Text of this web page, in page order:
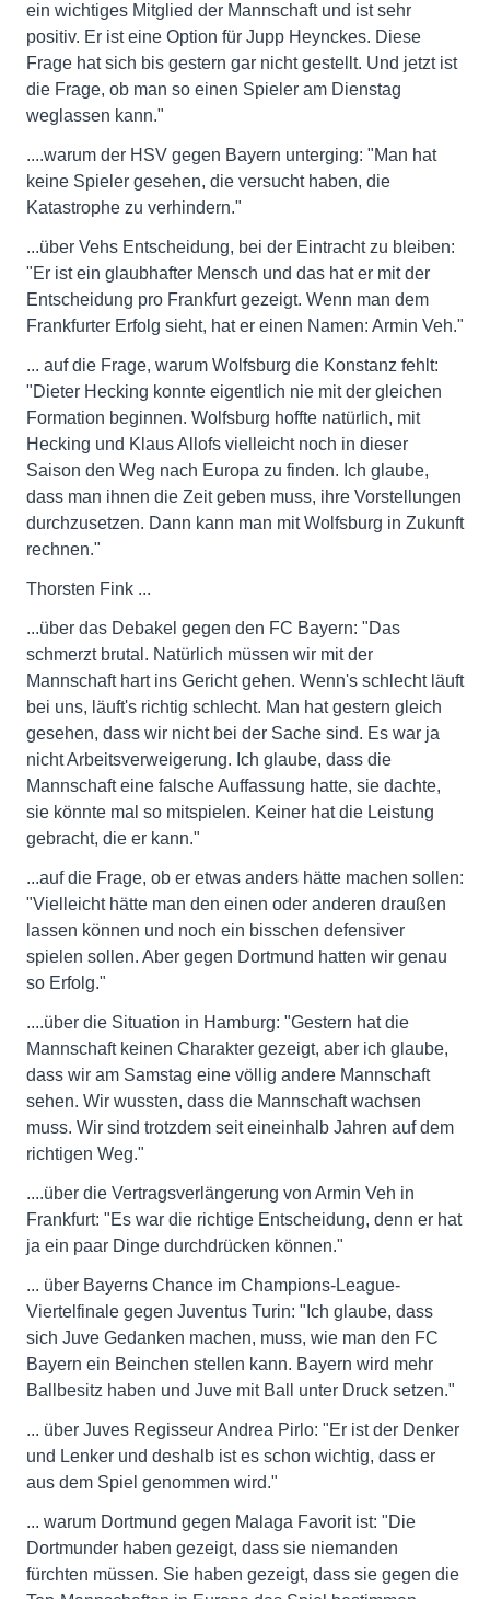
ein wichtiges Mitglied der Mannschaft und ist sehr
positiv. Er ist eine Option für Jupp Heynckes. Diese
Frage hat sich bis gestern gar nicht gestellt. Und jetzt ist
die Frage, ob man so einen Spieler am Dienstag
weglassen kann."
....warum der HSV gegen Bayern unterging: "Man hat
keine Spieler gesehen, die versucht haben, die
Katastrophe zu verhindern."
...über Vehs Entscheidung, bei der Eintracht zu bleiben:
"Er ist ein glaubhafter Mensch und das hat er mit der
Entscheidung pro Frankfurt gezeigt. Wenn man dem
Frankfurter Erfolg sieht, hat er einen Namen: Armin Veh."
... auf die Frage, warum Wolfsburg die Konstanz fehlt:
"Dieter Hecking konnte eigentlich nie mit der gleichen
Formation beginnen. Wolfsburg hoffte natürlich, mit
Hecking und Klaus Allofs vielleicht noch in dieser
Saison den Weg nach Europa zu finden. Ich glaube,
dass man ihnen die Zeit geben muss, ihre Vorstellungen
durchzusetzen. Dann kann man mit Wolfsburg in Zukunft
rechnen."
Thorsten Fink ...
...über das Debakel gegen den FC Bayern: "Das
schmerzt brutal. Natürlich müssen wir mit der
Mannschaft hart ins Gericht gehen. Wenn's schlecht läuft
bei uns, läuft's richtig schlecht. Man hat gestern gleich
gesehen, dass wir nicht bei der Sache sind. Es war ja
nicht Arbeitsverweigerung. Ich glaube, dass die
Mannschaft eine falsche Auffassung hatte, sie dachte,
sie könnte mal so mitspielen. Keiner hat die Leistung
gebracht, die er kann."
...auf die Frage, ob er etwas anders hätte machen sollen:
"Vielleicht hätte man den einen oder anderen draußen
lassen können und noch ein bisschen defensiver
spielen sollen. Aber gegen Dortmund hatten wir genau
so Erfolg."
....über die Situation in Hamburg: "Gestern hat die
Mannschaft keinen Charakter gezeigt, aber ich glaube,
dass wir am Samstag eine völlig andere Mannschaft
sehen. Wir wussten, dass die Mannschaft wachsen
muss. Wir sind trotzdem seit eineinhalb Jahren auf dem
richtigen Weg."
....über die Vertragsverlängerung von Armin Veh in
Frankfurt: "Es war die richtige Entscheidung, denn er hat
ja ein paar Dinge durchdrücken können."
... über Bayerns Chance im Champions-League-
Viertelfinale gegen Juventus Turin: "Ich glaube, dass
sich Juve Gedanken machen, muss, wie man den FC
Bayern ein Beinchen stellen kann. Bayern wird mehr
Ballbesitz haben und Juve mit Ball unter Druck setzen."
... über Juves Regisseur Andrea Pirlo: "Er ist der Denker
und Lenker und deshalb ist es schon wichtig, dass er
aus dem Spiel genommen wird."
... warum Dortmund gegen Malaga Favorit ist: "Die
Dortmunder haben gezeigt, dass sie niemanden
fürchten müssen. Sie haben gezeigt, dass sie gegen die